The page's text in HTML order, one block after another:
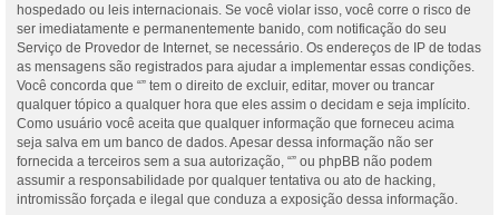
hospedado ou leis internacionais. Se você violar isso, você corre o risco de
ser imediatamente e permanentemente banido, com notificação do seu
Serviço de Provedor de Internet, se necessário. Os endereços de IP de todas
as mensagens são registrados para ajudar a implementar essas condições.
Você concorda que “” tem o direito de excluir, editar, mover ou trancar
qualquer tópico a qualquer hora que eles assim o decidam e seja implícito.
Como usuário você aceita que qualquer informação que forneceu acima
seja salva em um banco de dados. Apesar dessa informação não ser
fornecida a terceiros sem a sua autorização, “” ou phpBB não podem
assumir a responsabilidade por qualquer tentativa ou ato de hacking,
intromissão forçada e ilegal que conduza a exposição dessa informação.